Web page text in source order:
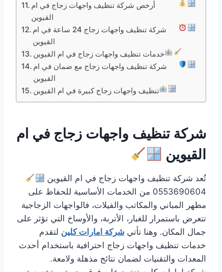
أرخص شركة تنظيف واجهات زجاج في ام
القيوين
شركة تنظيف واجهات زجاج 24 ساعة في ام
القيوين
خدمات تنظيف واجهات زجاج في ام القيوين
شركة تنظيف واجهات زجاج مع ضمان في ام
القيوين
تنظيف واجهات زجاج كبيرة في ام القيوين
شركة تنظيف واجهات زجاج في ام
القيوين
تُعد شركة تنظيف واجهات زجاج في ام القيوين
0553690604 من الخدمات الأساسية للحفاظ على
مظهر المباني والمكاتب والفيلات، فالواجهات الزجاجية
تتعرض باستمرار للغبار، الأتربة، والأوساخ التي تؤثر على
جمال المكان. وهنا تأتي شركة امارات كلين لتقدم
خدمات تنظيف واجهات زجاج احترافية باستخدام أحدث
المعدات والتقنيات لضمان نتائج مذهلة ولامعة.